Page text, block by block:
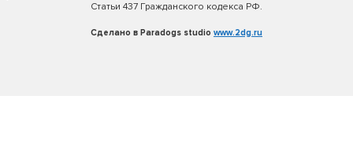
Статьи 437 Гражданского кодекса РФ.
Сделано в Paradogs studio www.2dg.ru